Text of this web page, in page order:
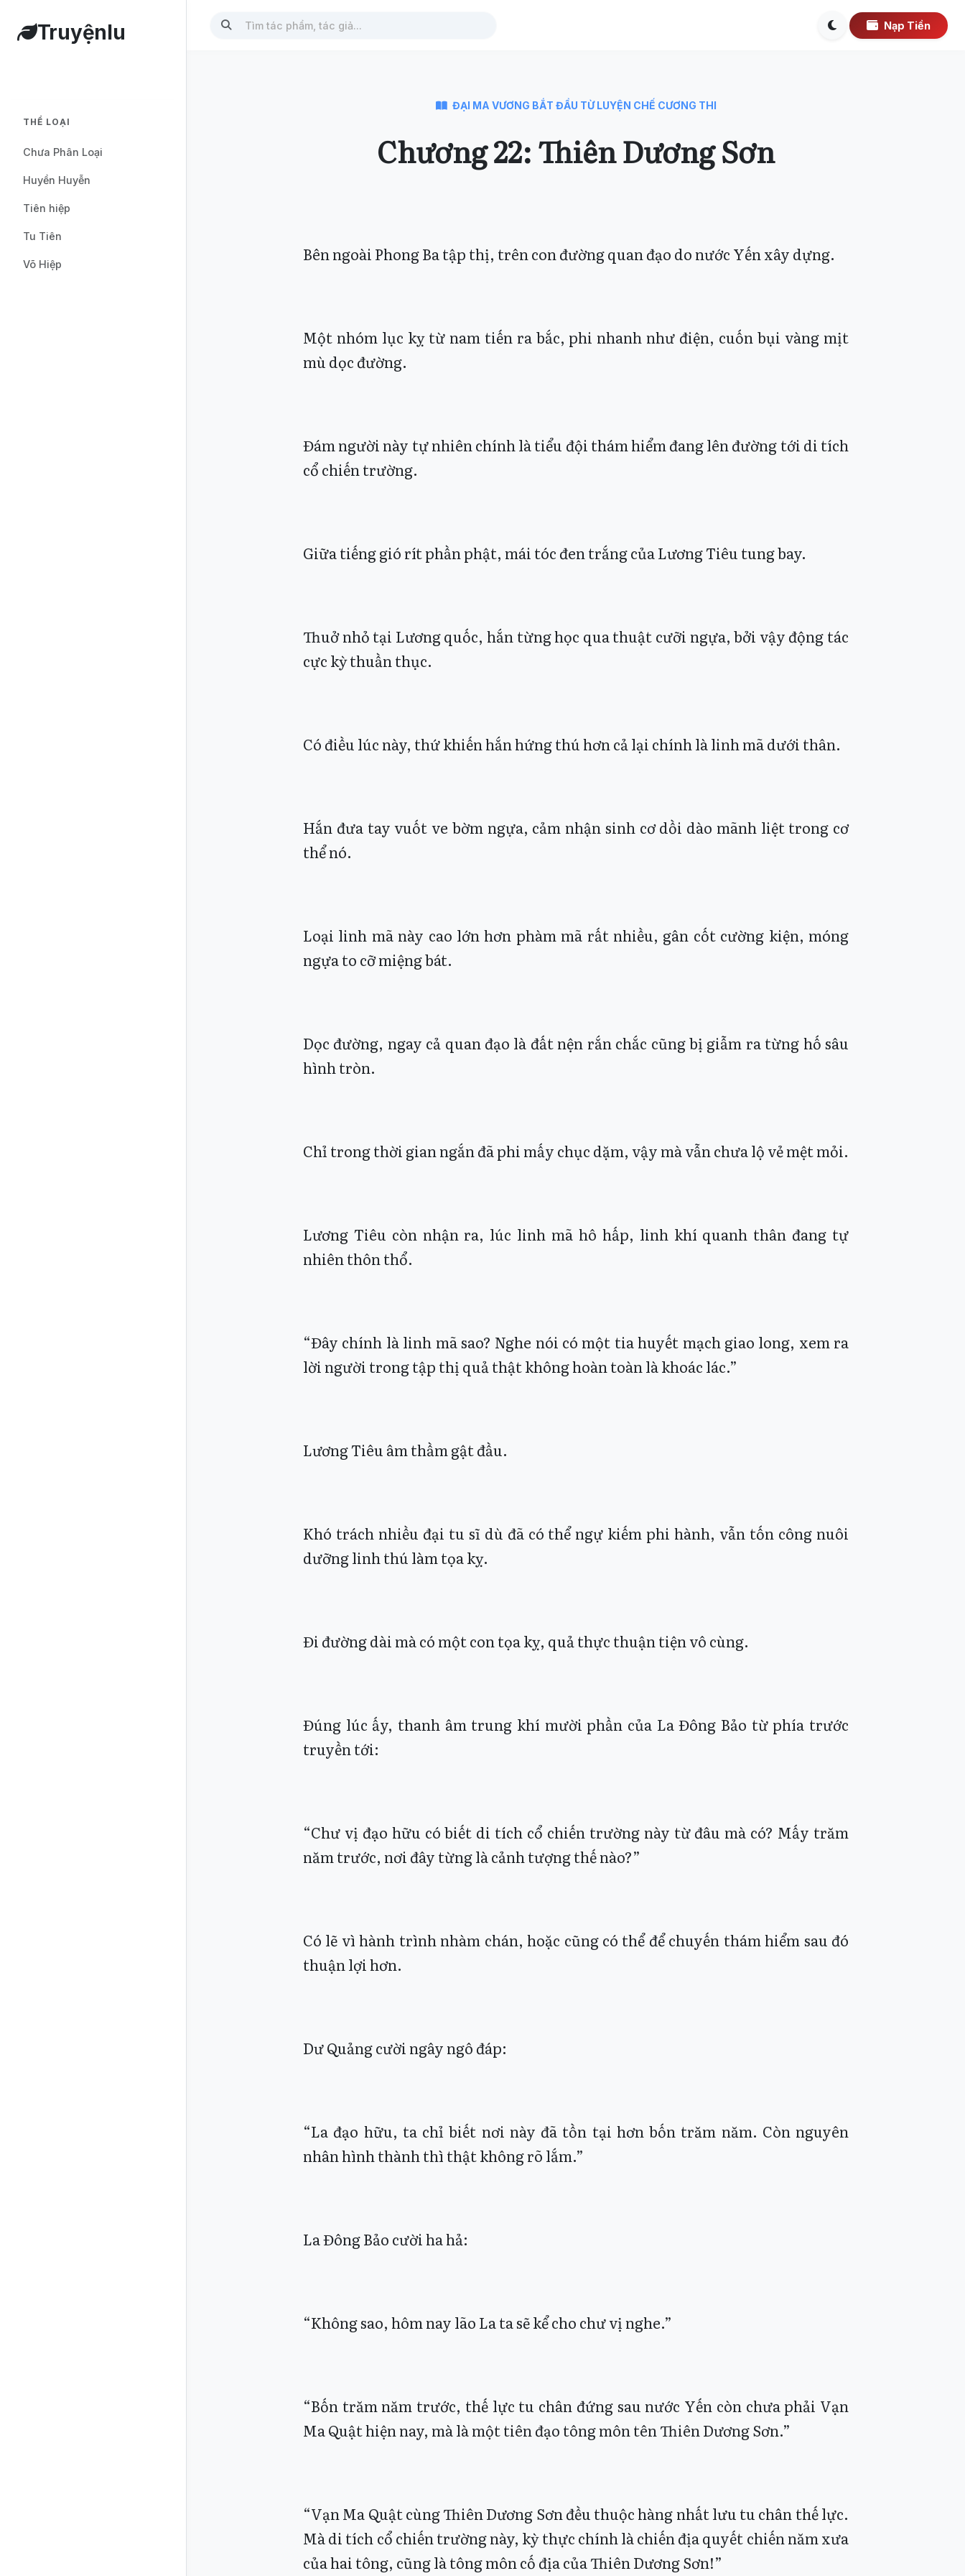
Truyệnlu
THỂ LOẠI
Chưa Phân Loại
Huyền Huyễn
Tiên hiệp
Tu Tiên
Võ Hiệp
Nạp Tiền
ĐẠI MA VƯƠNG BẮT ĐẦU TỪ LUYỆN CHẾ CƯƠNG THI
Chương 22: Thiên Dương Sơn
Bên ngoài Phong Ba tập thị, trên con đường quan đạo do nước Yến xây dựng.
Một nhóm lục kỵ từ nam tiến ra bắc, phi nhanh như điện, cuốn bụi vàng mịt
mù dọc đường.
Đám người này tự nhiên chính là tiểu đội thám hiểm đang lên đường tới di tích
cổ chiến trường.
Giữa tiếng gió rít phần phật, mái tóc đen trắng của Lương Tiêu tung bay.
Thuở nhỏ tại Lương quốc, hắn từng học qua thuật cưỡi ngựa, bởi vậy động tác
cực kỳ thuần thục.
Có điều lúc này, thứ khiến hắn hứng thú hơn cả lại chính là linh mã dưới thân.
Hắn đưa tay vuốt ve bờm ngựa, cảm nhận sinh cơ dồi dào mãnh liệt trong cơ
thể nó.
Loại linh mã này cao lớn hơn phàm mã rất nhiều, gân cốt cường kiện, móng
ngựa to cỡ miệng bát.
Dọc đường, ngay cả quan đạo là đất nện rắn chắc cũng bị giẫm ra từng hố sâu
hình tròn.
Chỉ trong thời gian ngắn đã phi mấy chục dặm, vậy mà vẫn chưa lộ vẻ mệt mỏi.
Lương Tiêu còn nhận ra, lúc linh mã hô hấp, linh khí quanh thân đang tự
nhiên thôn thổ.
“Đây chính là linh mã sao? Nghe nói có một tia huyết mạch giao long, xem ra
lời người trong tập thị quả thật không hoàn toàn là khoác lác.”
Lương Tiêu âm thầm gật đầu.
Khó trách nhiều đại tu sĩ dù đã có thể ngự kiếm phi hành, vẫn tốn công nuôi
dưỡng linh thú làm tọa kỵ.
Đi đường dài mà có một con tọa kỵ, quả thực thuận tiện vô cùng.
Đúng lúc ấy, thanh âm trung khí mười phần của La Đông Bảo từ phía trước
truyền tới:
“Chư vị đạo hữu có biết di tích cổ chiến trường này từ đâu mà có? Mấy trăm
năm trước, nơi đây từng là cảnh tượng thế nào?”
Có lẽ vì hành trình nhàm chán, hoặc cũng có thể để chuyến thám hiểm sau đó
thuận lợi hơn.
Dư Quảng cười ngây ngô đáp:
“La đạo hữu, ta chỉ biết nơi này đã tồn tại hơn bốn trăm năm. Còn nguyên
nhân hình thành thì thật không rõ lắm.”
La Đông Bảo cười ha hả:
“Không sao, hôm nay lão La ta sẽ kể cho chư vị nghe.”
“Bốn trăm năm trước, thế lực tu chân đứng sau nước Yến còn chưa phải Vạn
Ma Quật hiện nay, mà là một tiên đạo tông môn tên Thiên Dương Sơn.”
“Vạn Ma Quật cùng Thiên Dương Sơn đều thuộc hàng nhất lưu tu chân thế lực.
Mà di tích cổ chiến trường này, kỳ thực chính là chiến địa quyết chiến năm xưa
của hai tông, cũng là tông môn cố địa của Thiên Dương Sơn!”